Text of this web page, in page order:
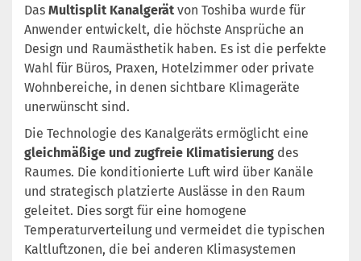
Das Multisplit Kanalgerät von Toshiba wurde für
Anwender entwickelt, die höchste Ansprüche an
Design und Raumästhetik haben. Es ist die perfekte
Wahl für Büros, Praxen, Hotelzimmer oder private
Wohnbereiche, in denen sichtbare Klimageräte
unerwünscht sind.
Die Technologie des Kanalgeräts ermöglicht eine
gleichmäßige und zugfreie Klimatisierung des
Raumes. Die konditionierte Luft wird über Kanäle
und strategisch platzierte Auslässe in den Raum
geleitet. Dies sorgt für eine homogene
Temperaturverteilung und vermeidet die typischen
Kaltluftzonen, die bei anderen Klimasystemen